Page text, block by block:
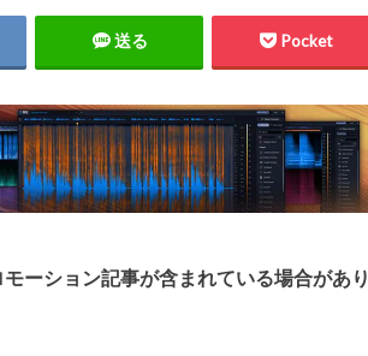
送る Pocket
ーション記事が含まれている場合があり